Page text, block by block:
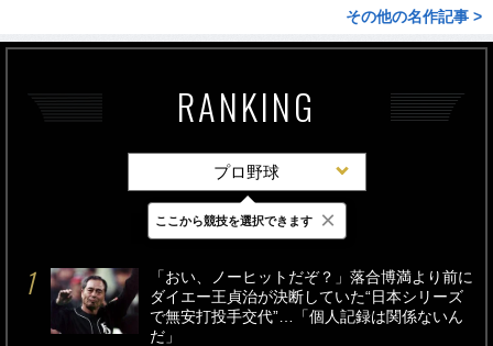
その他の名作記事 >
RANKING
プロ野球
最新 24時間 週間
「おい、ノーヒットだぞ？」落合博満より前に
ダイエー王貞治が決断していた“日本シリーズ
で無安打投手交代”…「個人記録は関係ないん
だ」
ここから競技を選択できます ×